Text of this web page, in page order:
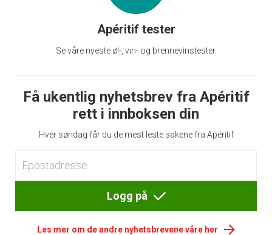
Apéritif tester
Se våre nyeste øl-, vin- og brennevinstester.
Få ukentlig nyhetsbrev fra Apéritif
rett i innboksen din
Hver søndag får du de mest leste sakene fra Apéritif
Logg på
Les mer om de andre nyhetsbrevene våre her